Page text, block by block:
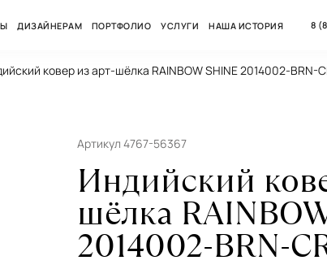
ДИЗАЙНЕРАМ ПОРТФОЛИО УСЛУГИ НАША ИСТОРИЯ 8
ковер из арт-шёлка RAINBOW SHINE 2014002-BRN-
Артикул 4767-56367
Индийский
шёлка
2014002-BRN-